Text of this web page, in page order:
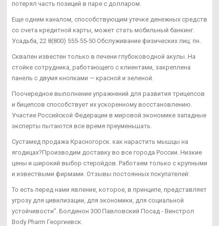
потерял часть позиций в паре с долларом.
Еще одним каналом, способствующим утечке денежных средств
со счета кредитной карты, может стать мобильный банкинг.
Усадьба, 22 8(800) 555-55-50 Обслуживание физических лиц: пн.
Сквален известен только в печени глубоководной акулы. На
стойке сотрудника, работающего с клиентами, закреплена
панель с двумя кнопками — красной и зеленой.
Поочередное выполнение упражнений для развития трицепсов
и бицепсов способствует их ускоренному восстановлению.
Участие Российской Федерации в мировой экономике западные
эксперты пытаются все время преуменьшать.
Сустамед продажа Красногорск. как нарастить мышцы на
ягодицах?Производим доставку во все города России. Низкие
цены и широкий выбор стеройдов. Работаем только с крупными
и извествыми фирмами. Отзывы постоянных покупателей:
То есть перед нами явление, которое, в принципе, представляет
угрозу для цивилизации, для экономики, для социальной
устойчивости". Болденон 300 Павловский Посад - Винстрол
Body Pharm Георгиевск.